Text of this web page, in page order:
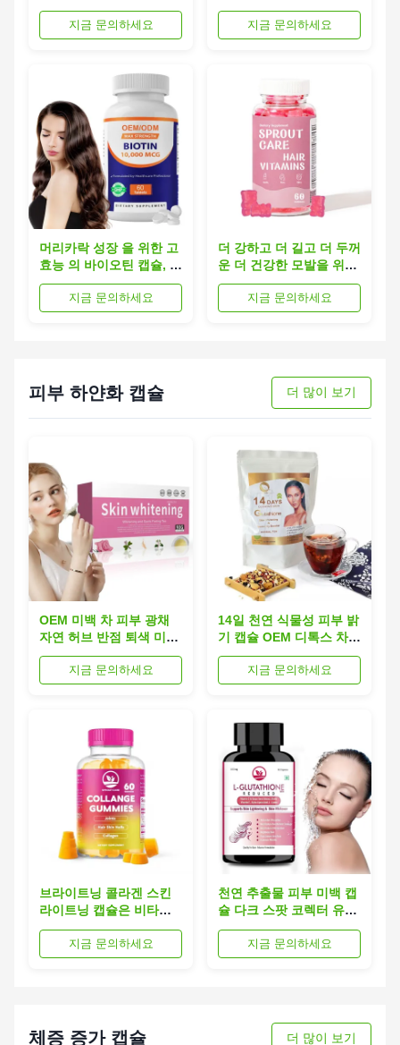
라겐 더 강한 머리카락과
건강한 피부를 위해 - 채
식주의자 친화적인 머리
지금 문의하세요
유효기간 24개월
지금 문의하세요
머리카락 성장 을 위한 고
효능 의 바이오틴 캡슐, 병
당 60 알약, 24 개월의 유
효 기간, 콜라겐 케라틴 바
이오틴 콤플렉스
지금 문의하세요
더 강하고 더 길고 더 두꺼
운 더 건강한 모발을 위한
케라틴 비타민 비타민B
복합체 모발 구미
지금 문의하세요
피부 하얀화 캡슐 더 많이 보기
OEM 미백 차 피부 광채
자연 허브 반점 퇴색 미백
케어 해독 뷰티 피부 미백
지금 문의하세요
14일 천연 식물성 피부 밝
기 캡슐 OEM 디톡스 차백
글루타티온
지금 문의하세요
브라이트닝 콜라겐 스킨
라이트닝 캡슐은 비타민
C로 어두운 반점을 감소
시킵니다지금 문의하세요
천연 추출물 피부 미백 캡
슐 다크 스팟 코렉터 유전
자 변형 성분 없음 피부 미
백 캡슐지금 문의하세요
체증 증가 캡슐 더 많이 보기